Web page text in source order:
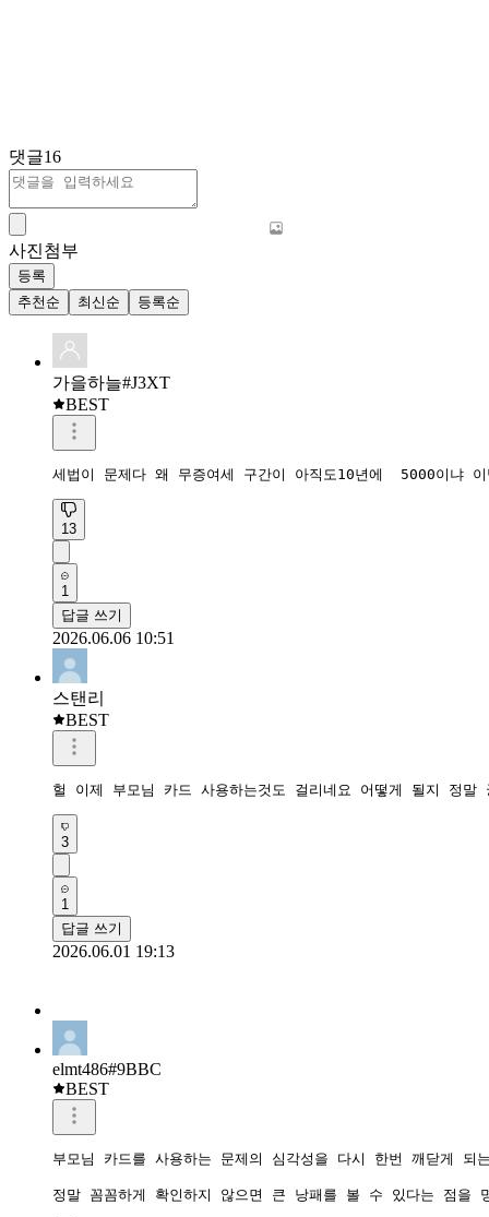
댓글16
사진첨부
등록
추천순
최신순 등록순
가을하늘#J3XT
BEST
세법이 문제다 왜 무증여세 구간이 아직도10년에  5000이냐
13
1
답글 쓰기
2026.06.06 10:51
스탠리
BEST
헐 이제 부모님 카드 사용하는것도 걸리네요 어떻게 될지 정말
3
1
답글 쓰기
2026.06.01 19:13
elmt486#9BBC
BEST
부모님 카드를 사용하는 문제의 심각성을 다시 한번 깨닫게
정말 꼼꼼하게 확인하지 않으면 큰 낭패를 볼 수 있다는 점을